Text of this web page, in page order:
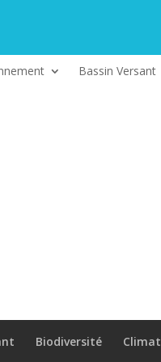
Bassin Versant
Biodiversité Climat